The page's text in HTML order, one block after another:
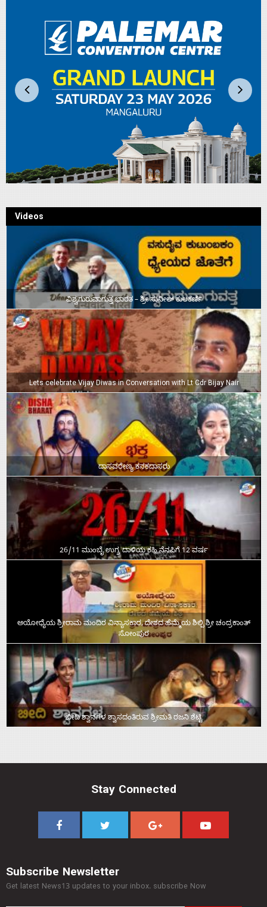
Videos
ವಿಶ್ವಗುರುವಾಗುತ್ತ ಭಾರತ – ಶ್ರೀ ಸುನೀಲ್‌ ಕುಲಕರ್ಣಿ
Lets celebrate Vijay Diwas in Conversation with Lt Cdr Bijay Nair
ದಾಸವರೇಣ್ಯ ಕನಕದಾಸರು
26/11 ಮುಂಬೈ ಉಗ್ರ ದಾಳಿಯ ಕಹಿ ನೆನಪಿಗೆ 12 ವರ್ಷ
ಅಯೋಧ್ಯೆಯ ಶ್ರೀರಾಮ ಮಂದಿರ ವಿನ್ಯಾಸಕಾರ, ದೇಶದ ಹೆಮ್ಮೆಯ ಶಿಲ್ಪಿ ಶ್ರೀ ಚಂದ್ರಕಾಂತ್‌
ಸೋಂಪುರ
ಬೀದಿ ಶ್ವಾನಗಳ ಶ್ವಾಸದಂತಿರುವ ಶ್ರೀಮತಿ ರಜನಿ ಶೆಟ್ಟಿ
Stay Connected
Subscribe Newsletter
Get latest News13 updates to your inbox. subscribe Now